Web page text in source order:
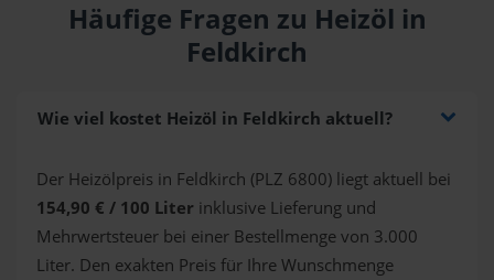
Häufige Fragen zu Heizöl in
Feldkirch
Wie viel kostet Heizöl in Feldkirch aktuell?
Der Heizölpreis in Feldkirch (PLZ 6800) liegt aktuell bei
154,90 € / 100 Liter inklusive Lieferung und
Mehrwertsteuer bei einer Bestellmenge von 3.000
Liter. Den exakten Preis für Ihre Wunschmenge